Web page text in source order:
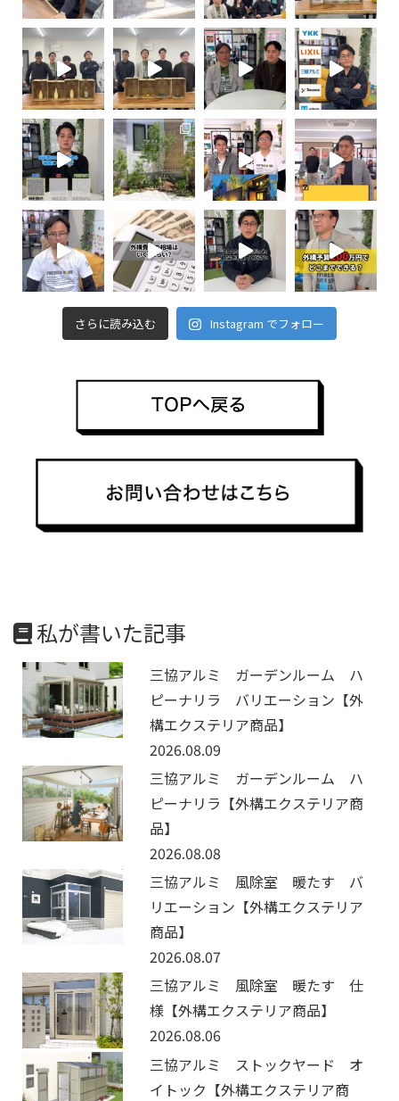
さらに読み込む Instagram でフォロー
私が書いた記事
三協アルミ ガーデンルーム ハ
ピーナリラ バリエーション【外
構エクステリア商品】
2026.08.09
三協アルミ ガーデンルーム ハ
ピーナリラ【外構エクステリア商
品】
2026.08.08
三協アルミ 風除室 暖たす バ
リエーション【外構エクステリア
商品】
2026.08.07
三協アルミ 風除室 暖たす 仕
様【外構エクステリア商品】
2026.08.06
三協アルミ ストックヤード オ
イトック【外構エクステリア商